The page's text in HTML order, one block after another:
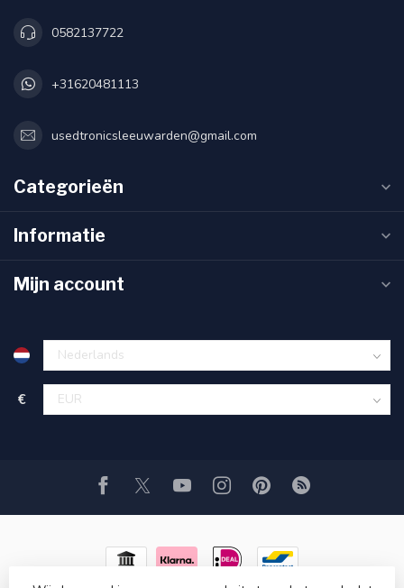
0582137722
+31620481113
usedtronicsleeuwarden@gmail.com
Categorieën
Informatie
Mijn account
€